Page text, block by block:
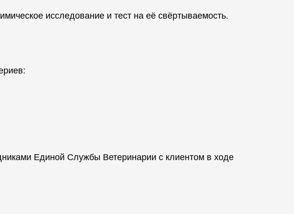
исследование и тест на её свёртываемость.
Единой Службы Ветеринарии с клиентом в ходе